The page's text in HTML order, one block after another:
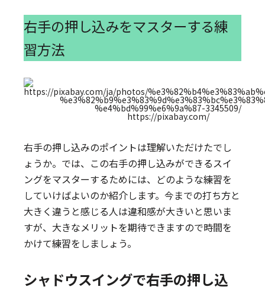
右手の押し込みをマスターする練
習方法
https://pixabay.com/
右手の押し込みのポイントは理解いただけたでし
ょうか。では、この右手の押し込みができるスイ
ングをマスターするためには、どのような練習を
していけばよいのか紹介します。今までの打ち方と
大きく違うと感じる人は違和感が大きいと思いま
すが、大きなメリットを期待できますので時間を
かけて練習をしましょう。
シャドウスイングで右手の押し込